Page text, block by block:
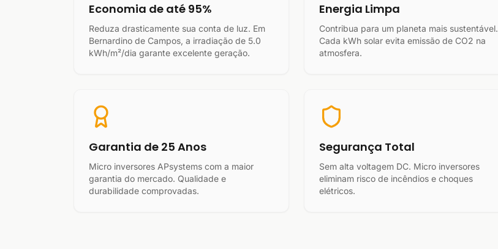
Economia de até 95%
Reduza drasticamente sua conta de luz. Em
Bernardino de Campos, a irradiação de 5.0
kWh/m²/dia garante excelente geração.
Energia Limpa
Contribua para um planeta mais sustentável.
Cada kWh solar evita emissão de CO2 na
atmosfera.
Garantia de 25 Anos
Micro inversores APsystems com a maior
garantia do mercado. Qualidade e
durabilidade comprovadas.
Segurança Total
Sem alta voltagem DC. Micro inversores
eliminam risco de incêndios e choques
elétricos.